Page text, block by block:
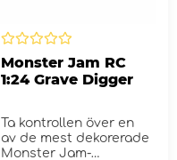
Monster Jam RC
1:24 Grave Digger
Ta kontrollen över en
av de mest dekorerade
Monster Jam-